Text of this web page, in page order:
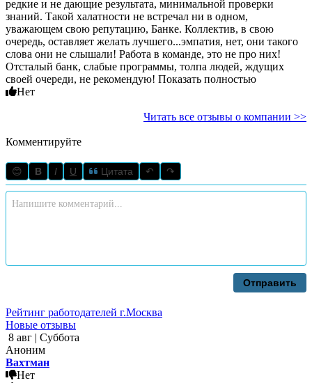
редкие и не дающие результата, минимальной проверки
знаний. Такой халатности не встречал ни в одном,
уважающем свою репутацию, Банке. Коллектив, в свою
очередь, оставляет желать лучшего...эмпатия, нет, они такого
слова они не слышали! Работа в команде, это не про них!
Отсталый банк, слабые программы, толпа людей, ждущих
своей очереди, не рекомендую! Показать полностью
Нет
Читать все отзывы о компании >>
Комментируйте
😊 B I U Цитата ↶ ↷
Отправить
Рейтинг работодателей г.Москва
Новые отзывы
8 авг | Суббота
Аноним
Вахтман
Нет